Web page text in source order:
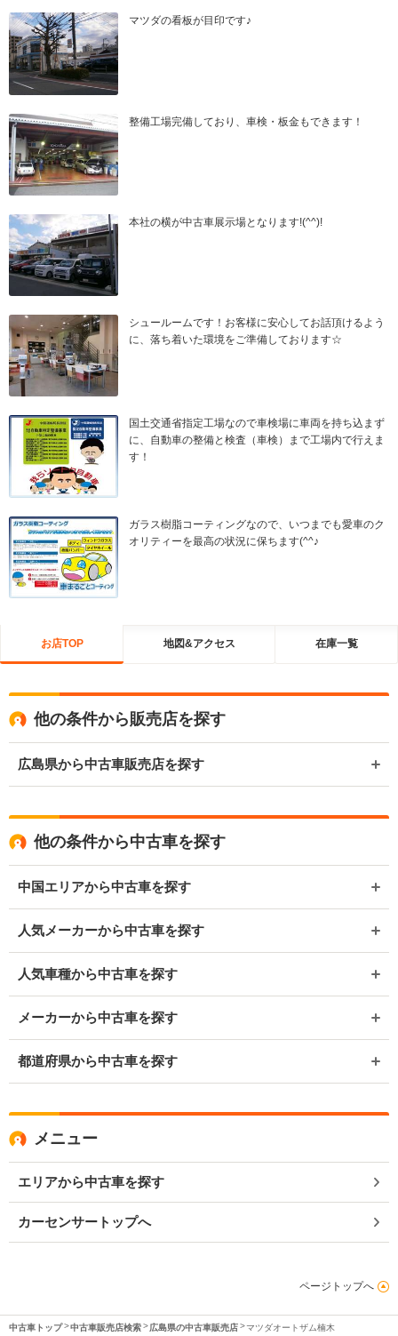
マツダの看板が目印です♪
整備工場完備しており、車検・板金もできます！
本社の横が中古車展示場となります!(^^)!
シュールームです！お客様に安心してお話頂けるよう
に、落ち着いた環境をご準備しております☆
国土交通省指定工場なので車検場に車両を持ち込まず
に、自動車の整備と検査（車検）まで工場内で行えま
す！
ガラス樹脂コーティングなので、いつまでも愛車のク
オリティーを最高の状況に保ちます(^^♪
お店TOP 地図&アクセス 在庫一覧
他の条件から販売店を探す
広島県から中古車販売店を探す
他の条件から中古車を探す
中国エリアから中古車を探す
人気メーカーから中古車を探す
人気車種から中古車を探す
メーカーから中古車を探す
都道府県から中古車を探す
メニュー
エリアから中古車を探す
カーセンサートップへ
ページトップへ
中古車トップ 中古車販売店検索 広島県の中古車販売店 マツダオートザム楠木